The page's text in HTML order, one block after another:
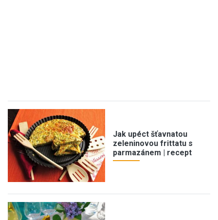
Jak upéct šťavnatou
zeleninovou frittatu s
parmazánem | recept